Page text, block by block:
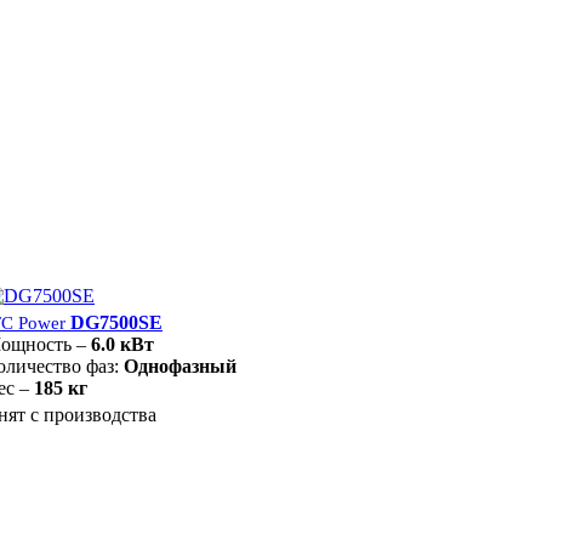
Power DG7500SE
– 6.0 кВт
фаз: Однофазный
– 185 кг
с производства